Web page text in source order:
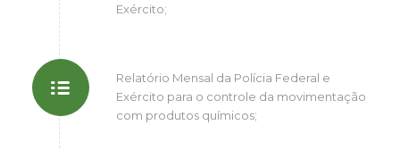
Exército;
Relatório Mensal da Polícia Federal e
Exército para o controle da movimentação
com produtos químicos;